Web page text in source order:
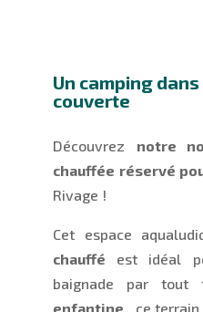
Un camping
couverte
Découvrez notre
chauffée réservé
Rivage !
Cet espace
chauffé est idéal
baignade par tout
enfantine , ce terrain